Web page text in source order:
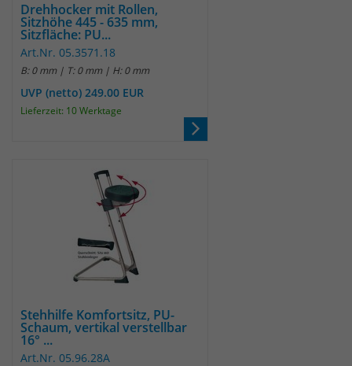
Drehhocker mit Rollen,
Sitzhöhe 445 - 635 mm,
Sitzfläche: PU...
Art.Nr. 05.3571.18
B: 0 mm | T: 0 mm | H: 0 mm
UVP (netto) 249.00 EUR
Lieferzeit: 10 Werktage
Stehhilfe Komfortsitz, PU-
Schaum, vertikal verstellbar
16° ...
Art.Nr. 05.96.28A